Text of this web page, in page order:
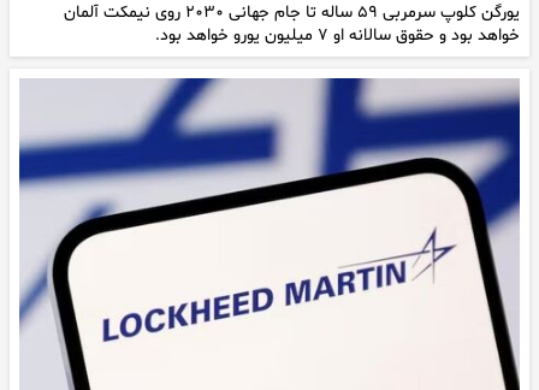
یورگن کلوپ سرمربی ۵۹ ساله تا جام جهانی ۲۰۳۰ روی نیمکت آلمان
خواهد بود و حقوق سالانه او ۷ میلیون یورو خواهد بود.